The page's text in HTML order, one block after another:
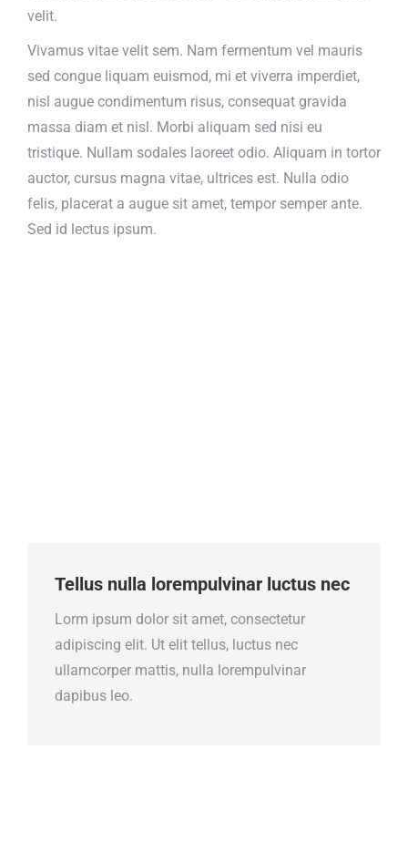
velit.
Vivamus vitae velit sem. Nam fermentum vel mauris
sed congue liquam euismod, mi et viverra imperdiet,
nisl augue condimentum risus, consequat gravida
massa diam et nisl. Morbi aliquam sed nisi eu
tristique. Nullam sodales laoreet odio. Aliquam in tortor
auctor, cursus magna vitae, ultrices est. Nulla odio
felis, placerat a augue sit amet, tempor semper ante.
Sed id lectus ipsum.
Tellus nulla lorempulvinar luctus nec
Lorm ipsum dolor sit amet, consectetur
adipiscing elit. Ut elit tellus, luctus nec
ullamcorper mattis, nulla lorempulvinar
dapibus leo.